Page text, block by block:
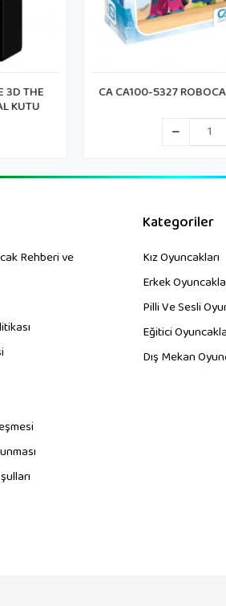
3D THE
KUTU
CA CA100-5327
Rehberi ve
Kategoriler
Kız Oyuncakları
Erkek
Pilli Ve Sesli
Eğitici
Dış Mekan